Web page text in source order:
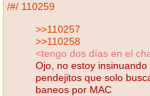
/#/ 110259
>>110257
>>110258
<tengo dos días en el
Ojo, no estoy
pendejitos que solo
baneos por MAC